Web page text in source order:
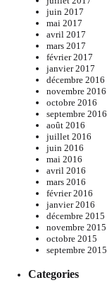
juin 2017
mai 2017
avril 2017
mars 2017
février 2017
janvier 2017
décembre 2016
novembre 2016
octobre 2016
septembre 2016
août 2016
juillet 2016
juin 2016
mai 2016
avril 2016
mars 2016
février 2016
janvier 2016
décembre 2015
novembre 2015
octobre 2015
septembre 2015
Categories